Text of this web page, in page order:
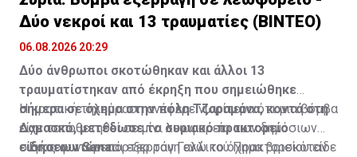
Δύο νεκροί και 13 τραυματίες (ΒΙΝΤΕΟ)
06.08.2026 20:29
Δύο άνθρωποι σκοτώθηκαν και άλλοι 13
τραυματίστηκαν από έκρηξη που σημειώθηκε
σήμερα σε όχημα στην πόλη Τζαραμάνα, κοντά στη
Δαμασκό, μετέδωσε το συριακό πρακτορείο
ειδήσεων Sana.
Η κρατική τηλεόραση ανέφερε νωρίτερα ότι μια βόμβα
είχε τοποθετηθεί σε μίνι λεωφορείο των δημόσιων
συγκοινωνιών και εξερράγη ενώ το όχημα βρισκόταν
Ένας φωτορεπόρτερ του Γαλλικού Πρακτορείου είδε